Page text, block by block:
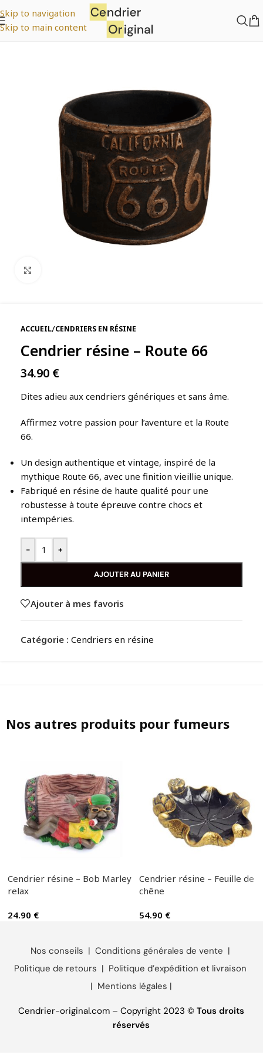
Skip to navigation
Skip to main content
ACCUEIL/CENDRIERS EN RÉSINE
Cendrier résine – Route 66
34.90 €
Dites adieu aux cendriers génériques et sans âme.
Affirmez votre passion pour l’aventure et la Route
66.
Un design authentique et vintage, inspiré de la
mythique Route 66, avec une finition vieillie unique.
Fabriqué en résine de haute qualité pour une
robustesse à toute épreuve contre chocs et
intempéries.
- +
AJOUTER AU PANIER
Ajouter à mes favoris
Catégorie : Cendriers en résine
Nos autres produits pour fumeurs
Cendrier résine – Bob Marley
relax
24.90 €
Cendrier résine – Feuille de
chêne
54.90 €
Nos conseils | Conditions générales de vente |
Politique de retours | Politique d’expédition et livraison
| Mentions légales |
Cendrier-original.com – Copyright 2023 ©Tous droits
réservés